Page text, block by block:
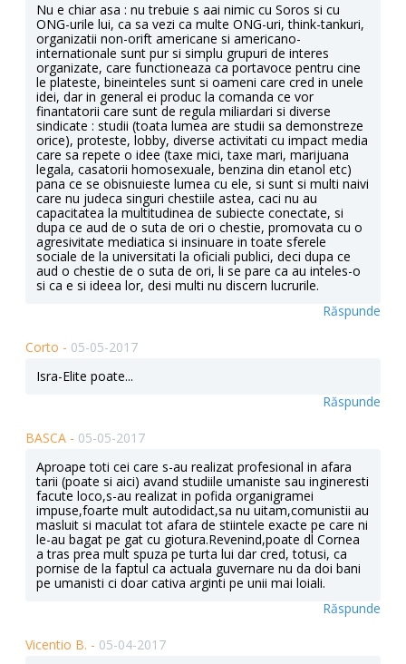
Nu e chiar asa : nu trebuie s aai nimic cu Soros si cu
ONG-urile lui, ca sa vezi ca multe ONG-uri, think-tankuri,
organizatii non-orift americane si americano-
internationale sunt pur si simplu grupuri de interes
organizate, care functioneaza ca portavoce pentru cine
le plateste, bineinteles sunt si oameni care cred in unele
idei, dar in general ei produc la comanda ce vor
finantatorii care sunt de regula miliardari si diverse
sindicate : studii (toata lumea are studii sa demonstreze
orice), proteste, lobby, diverse activitati cu impact media
care sa repete o idee (taxe mici, taxe mari, marijuana
legala, casatorii homosexuale, benzina din etanol etc)
pana ce se obisnuieste lumea cu ele, si sunt si multi naivi
care nu judeca singuri chestiile astea, caci nu au
capacitatea la multitudinea de subiecte conectate, si
dupa ce aud de o suta de ori o chestie, promovata cu o
agresivitate mediatica si insinuare in toate sferele
sociale de la universitati la oficiali publici, deci dupa ce
aud o chestie de o suta de ori, li se pare ca au inteles-o
si ca e si ideea lor, desi multi nu discern lucrurile.
Răspunde
Corto - 05-05-2017
Isra-Elite poate...
Răspunde
BASCA - 05-05-2017
Aproape toti cei care s-au realizat profesional in afara
tarii (poate si aici) avand studiile umaniste sau ingineresti
facute loco,s-au realizat in pofida organigramei
impuse,foarte mult autodidact,sa nu uitam,comunistii au
masluit si maculat tot afara de stiintele exacte pe care ni
le-au bagat pe gat cu giotura.Revenind,poate dl Cornea
a tras prea mult spuza pe turta lui dar cred, totusi, ca
pornise de la faptul ca actuala guvernare nu da doi bani
pe umanisti ci doar cativa arginti pe unii mai loiali.
Răspunde
Vicentio B. - 05-04-2017